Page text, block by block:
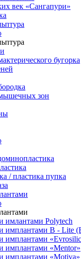
век «Сангапури»
бугорка
зон
/ пластика пупка
имлантами Polytech
имплантами B - Lite
имплантами
имплантами «Mentor»
имплантами «Motiva»